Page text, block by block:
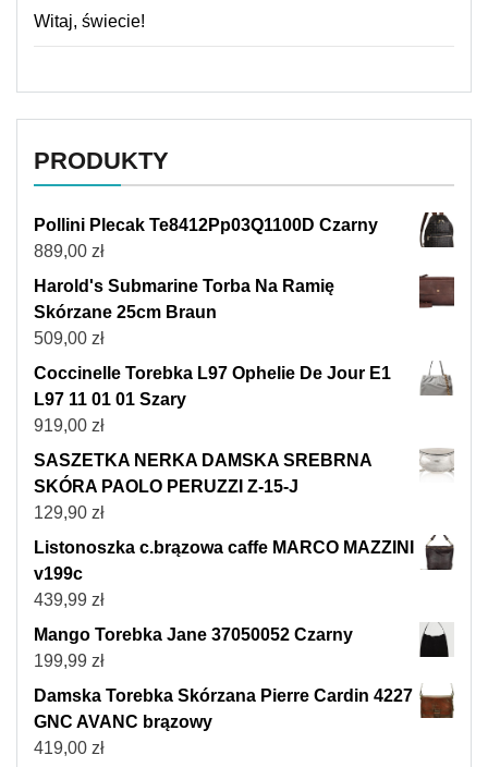
Witaj, świecie!
PRODUKTY
Pollini Plecak Te8412Pp03Q1100D Czarny
889,00 zł
Harold's Submarine Torba Na Ramię
Skórzane 25cm Braun
509,00 zł
Coccinelle Torebka L97 Ophelie De Jour E1
L97 11 01 01 Szary
919,00 zł
SASZETKA NERKA DAMSKA SREBRNA
SKÓRA PAOLO PERUZZI Z-15-J
129,90 zł
Listonoszka c.brązowa caffe MARCO MAZZINI
v199c
439,99 zł
Mango Torebka Jane 37050052 Czarny
199,99 zł
Damska Torebka Skórzana Pierre Cardin 4227
GNC AVANC brązowy
419,00 zł